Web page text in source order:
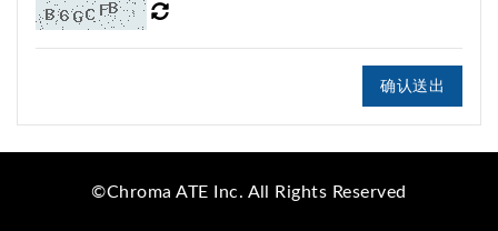
确认送出
©Chroma ATE Inc. All Rights Reserved